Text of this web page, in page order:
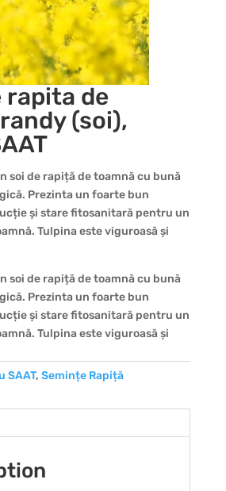
rapita de
(soi),
soi de rapiță de toamnă cu bună
Prezinta un foarte bun
și stare fitosanitară pentru un
Tulpina este viguroasă și
soi de rapiță de toamnă cu bună
Prezinta un foarte bun
și stare fitosanitară pentru un
Tulpina este viguroasă și
SAAT, Semințe Rapiță